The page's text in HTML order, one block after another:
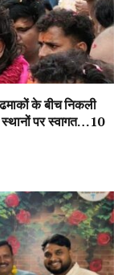
के बीच निकली
पर स्वागत…10